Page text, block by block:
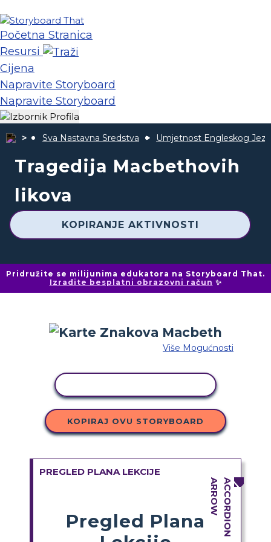
Početna Stranica
Resursi
Cijena
Napravite Storyboard
Napravite Storyboard
Sva Nastavna Sredstva Umjetnost Engleskog
Tragedija Macbethovih
likova
KOPIRANJE AKTIVNOSTI
Pridružite se milijunima edukatora na Storyboard That.
Izradite besplatni obrazovni račun ✨
Više Mogućnosti
KOPIRAJ OVU STORYBOARD
PREGLED PLANA LEKCIJE
Pregled Plana